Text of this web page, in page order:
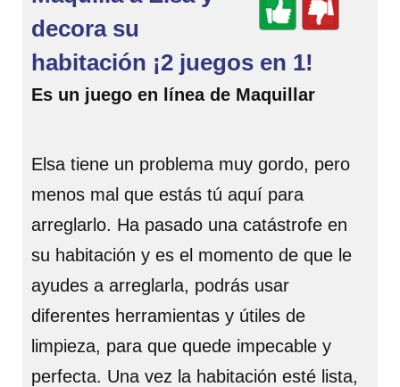
decora su
habitación ¡2 juegos en 1!
Es un juego en línea de Maquillar
Elsa tiene un problema muy gordo, pero
menos mal que estás tú aquí para
arreglarlo. Ha pasado una catástrofe en
su habitación y es el momento de que le
ayudes a arreglarla, podrás usar
diferentes herramientas y útiles de
limpieza, para que quede impecable y
perfecta. Una vez la habitación esté lista,